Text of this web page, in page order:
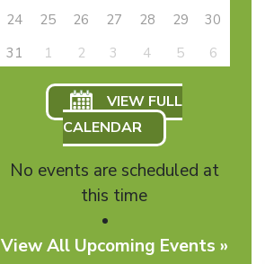
24
25 26 27 28 29
30
31
1 2 3 4 5 6
VIEW FULL
CALENDAR
No events are scheduled at
this time
View All Upcoming Events »